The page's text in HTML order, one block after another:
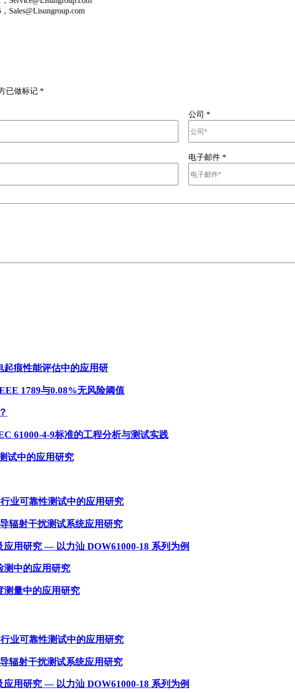
Sales@Lisungroup.com
已做标记 *
公司 *
电子邮件 *
痕性能评估中的应用研
1789与0.08%无风险阈值
61000-4-9标准的工程分析与测试实践
试中的应用研究
业可靠性测试中的应用研究
辐射干扰测试系统应用研究
用研究 — 以力汕 DOW61000-18 系列为例
测中的应用研究
测量中的应用研究
业可靠性测试中的应用研究
辐射干扰测试系统应用研究
用研究 — 以力汕 DOW61000-18 系列为例